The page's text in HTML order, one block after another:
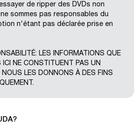
de ripper des DVDs non
sommes pas responsables du
n'étant pas déclarée prise en
LES INFORMATIONS QUE
NE CONSTITUENT PAS UN
NOUS LES DONNONS À DES FINS